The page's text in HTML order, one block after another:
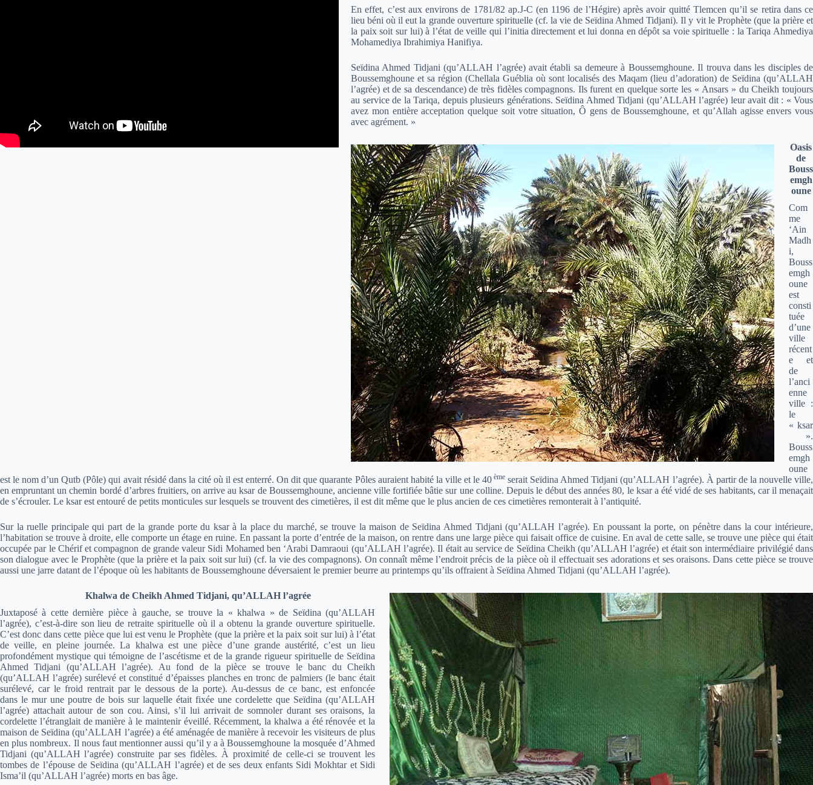
En effet, c’est aux environs de 1781/82 ap.J-C (en 1196 de l’Hégire) après avoir quitté Tlemcen qu’il se retira dans ce
lieu béni où il eut la grande ouverture spirituelle (cf. la vie de Seïdina Ahmed Tidjani). Il y vit le Prophète (que la prière et
la paix soit sur lui) à l’état de veille qui l’initia directement et lui donna en dépôt sa voie spirituelle : la Tariqa Ahmediya
Mohamediya Ibrahimiya Hanifiya.
Seïdina Ahmed Tidjani (qu’ALLAH l’agrée) avait établi sa demeure à Boussemghoune. Il trouva dans les disciples de
Boussemghoune et sa région (Chellala Guéblia où sont localisés des Maqam (lieu d’adoration) de Seïdina (qu’ALLAH
l’agrée) et de sa descendance) de très fidèles compagnons. Ils furent en quelque sorte les « Ansars » du Cheikh toujours
au service de la Tariqa, depuis plusieurs générations. Seïdina Ahmed Tidjani (qu’ALLAH l’agrée) leur avait dit : « Vous
avez mon entière acceptation quelque soit votre situation, Ô gens de Boussemghoune, et qu’Allah agisse envers vous
avec agrément. »
Oasis
de
Bouss
emgh
oune
Com
me
‘Ain
Madh
i,
Bouss
emgh
oune
est
consti
tuée
d’une
ville
récent
e et
de
l’anci
enne
ville :
le
« ksar
».
Bouss
emgh
oune
est le nom d’un Qutb (Pôle) qui avait résidé dans la cité où il est enterré. On dit que quarante Pôles auraient habité la ville et le 40 ème serait Seïdina Ahmed Tidjani (qu’ALLAH l’agrée). À partir de la nouvelle ville,
en empruntant un chemin bordé d’arbres fruitiers, on arrive au ksar de Boussemghoune, ancienne ville fortifiée bâtie sur une colline. Depuis le début des années 80, le ksar a été vidé de ses habitants, car il menaçait
de s’écrouler. Le ksar est entouré de petits monticules sur lesquels se trouvent des cimetières, il est dit même que le plus ancien de ces cimetières remonterait à l’antiquité.
Sur la ruelle principale qui part de la grande porte du ksar à la place du marché, se trouve la maison de Seïdina Ahmed Tidjani (qu’ALLAH l’agrée). En poussant la porte, on pénètre dans la cour intérieure,
l’habitation se trouve à droite, elle comporte un étage en ruine. En passant la porte d’entrée de la maison, on rentre dans une large pièce qui faisait office de cuisine. En aval de cette salle, se trouve une pièce qui était
occupée par le Chérif et compagnon de grande valeur Sidi Mohamed ben ‘Arabi Damraoui (qu’ALLAH l’agrée). Il était au service de Seïdina Cheikh (qu’ALLAH l’agrée) et était son intermédiaire privilégié dans
son dialogue avec le Prophète (que la prière et la paix soit sur lui) (cf. la vie des compagnons). On connaît même l’endroit précis de la pièce où il effectuait ses adorations et ses oraisons. Dans cette pièce se trouve
aussi une jarre datant de l’époque où les habitants de Boussemghoune déversaient le premier beurre au printemps qu’ils offraient à Seïdina Ahmed Tidjani (qu’ALLAH l’agrée).
Khalwa de Cheikh Ahmed Tidjani, qu’ALLAH l’agrée
Juxtaposé à cette dernière pièce à gauche, se trouve la « khalwa » de Seïdina (qu’ALLAH
l’agrée), c’est-à-dire son lieu de retraite spirituelle où il a obtenu la grande ouverture spirituelle.
C’est donc dans cette pièce que lui est venu le Prophète (que la prière et la paix soit sur lui) à l’état
de veille, en pleine journée. La khalwa est une pièce d’une grande austérité, c’est un lieu
profondément mystique qui témoigne de l’ascétisme et de la grande rigueur spirituelle de Seïdina
Ahmed Tidjani (qu’ALLAH l’agrée). Au fond de la pièce se trouve le banc du Cheikh
(qu’ALLAH l’agrée) surélevé et constitué d’épaisses planches en tronc de palmiers (le banc était
surélevé, car le froid rentrait par le dessous de la porte). Au-dessus de ce banc, est enfoncée
dans le mur une poutre de bois sur laquelle était fixée une cordelette que Seïdina (qu’ALLAH
l’agrée) attachait autour de son cou. Ainsi, s’il lui arrivait de somnoler durant ses oraisons, la
cordelette l’étranglait de manière à le maintenir éveillé. Récemment, la khalwa a été rénovée et la
maison de Seïdina (qu’ALLAH l’agrée) a été aménagée de manière à recevoir les visiteurs de plus
en plus nombreux. Il nous faut mentionner aussi qu’il y a à Boussemghoune la mosquée d’Ahmed
Tidjani (qu’ALLAH l’agrée) construite par ses fidèles. À proximité de celle-ci se trouvent les
tombes de l’épouse de Seïdina (qu’ALLAH l’agrée) et de ses deux enfants Sidi Mokhtar et Sidi
Isma’il (qu’ALLAH l’agrée) morts en bas âge.